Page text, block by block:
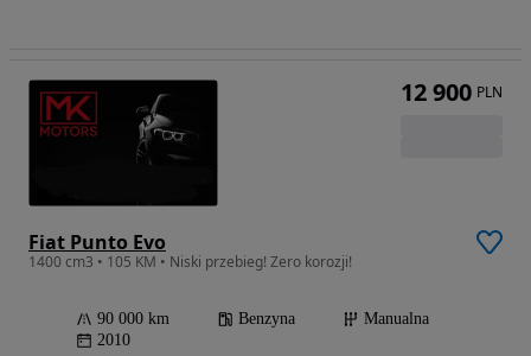
Fiat Punto Evo
1400 cm3 • 105 KM • Niski przebieg! Zero korozji!
90 000 km Benzyna
Manualna
2010
12 900 PLN